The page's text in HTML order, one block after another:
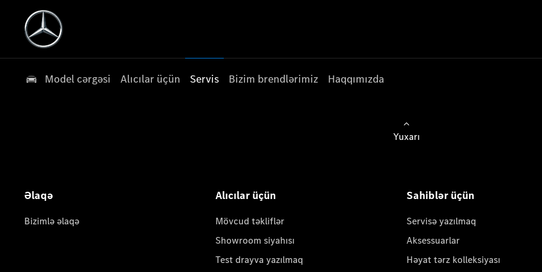
Model cərgəsi Alıcılar üçün Servis Bizim brendlərimiz Haqqımızda
Yuxarı
Əlaqə
Bizimlə əlaqə
Alıcılar üçün
Mövcud təkliflər
Showroom siyahısı
Test drayva yazılmaq
Sahiblər üçün
Servisə yazılmaq
Aksessuarlar
Həyat tərz kolleksiyası